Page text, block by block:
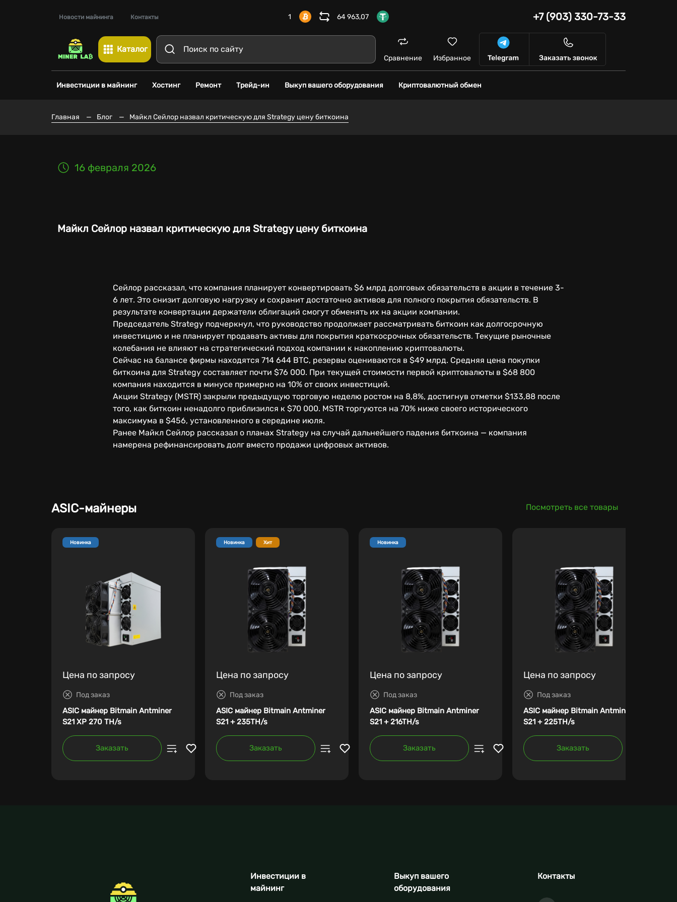
Новости майнинга Контакты 1 64 963,07 +7 (903) 330-73-33
Каталог
Сравнение Избранное
Инвестиции в майнинг Хостинг Ремонт Трейд-ин Выкуп вашего оборудования Криптовалютный обмен
Главная — Блог — Майкл Сейлор назвал критическую для Strategy цену биткоина
16 февраля 2026
Майкл Сейлор назвал критическую для Strategy цену биткоина
Сейлор рассказал, что компания планирует конвертировать $6 млрд долговых обязательств в акции в течение 3-
6 лет. Это снизит долговую нагрузку и сохранит достаточно активов для полного покрытия обязательств. В
результате конвертации держатели облигаций смогут обменять их на акции компании.
Председатель Strategy подчеркнул, что руководство продолжает рассматривать биткоин как долгосрочную
инвестицию и не планирует продавать активы для покрытия краткосрочных обязательств. Текущие рыночные
колебания не влияют на стратегический подход компании к накоплению криптовалюты.
Сейчас на балансе фирмы находятся 714 644 BTC, резервы оцениваются в $49 млрд. Средняя цена покупки
биткоина для Strategy составляет почти $76 000. При текущей стоимости первой криптовалюты в $68 800
компания находится в минусе примерно на 10% от своих инвестиций.
Акции Strategy (MSTR) закрыли предыдущую торговую неделю ростом на 8,8%, достигнув отметки $133,88 после
того, как биткоин ненадолго приблизился к $70 000. MSTR торгуются на 70% ниже своего исторического
максимума в $456, установленного в середине июля.
Ранее Майкл Сейлор рассказал о планах Strategy на случай дальнейшего падения биткоина — компания
намерена рефинансировать долг вместо продажи цифровых активов.
ASIC-майнеры Посмотреть все товары
Новинка
Цена по запросу
Под заказ
ASIC майнер Bitmain Antminer
S21 XP 270 TH/s
Заказать
Новинка Хит
Цена по запросу
Под заказ
ASIC майнер Bitmain Antminer
S21 + 235TH/s
Заказать
Новинка
Цена по запросу
Под заказ
ASIC майнер Bitmain Antminer
S21 + 216TH/s
Заказать
Цена по запросу
Под заказ
ASIC майнер Bitmain Antminer
S21 + 225TH/s
Заказать
Инвестиции в
майнинг
Выкуп вашего
оборудования
Контакты